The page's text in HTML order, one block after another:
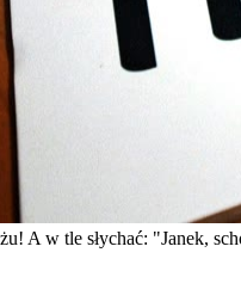
A w tle słychać: "Janek,